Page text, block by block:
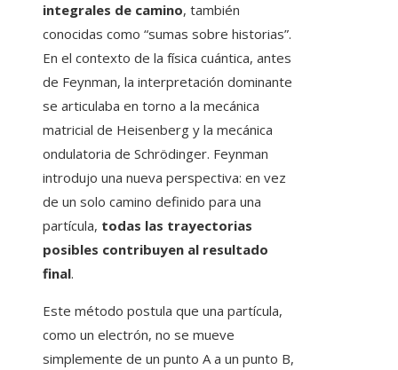
integrales de camino, también
conocidas como “sumas sobre historias”.
En el contexto de la física cuántica, antes
de Feynman, la interpretación dominante
se articulaba en torno a la mecánica
matricial de Heisenberg y la mecánica
ondulatoria de Schrödinger. Feynman
introdujo una nueva perspectiva: en vez
de un solo camino definido para una
partícula, todas las trayectorias
posibles contribuyen al resultado
final.
Este método postula que una partícula,
como un electrón, no se mueve
simplemente de un punto A a un punto B,